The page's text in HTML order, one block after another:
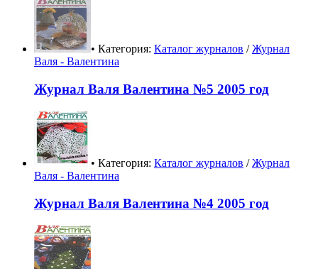
• Категория: Каталог журналов /Журнал
Валя - Валентина
Журнал Валя Валентина №5 2005 год
• Категория: Каталог журналов /Журнал
Валя - Валентина
Журнал Валя Валентина №4 2005 год